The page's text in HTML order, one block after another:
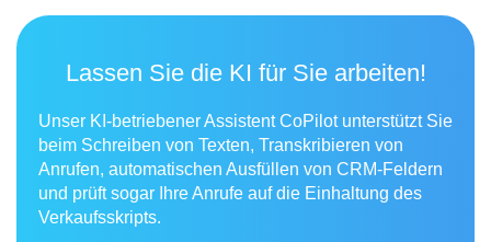
Lassen Sie die KI für Sie arbeiten!
Unser KI-betriebener Assistent CoPilot unterstützt Sie
beim Schreiben von Texten, Transkribieren von
Anrufen, automatischen Ausfüllen von CRM-Feldern
und prüft sogar Ihre Anrufe auf die Einhaltung des
Verkaufsskripts.